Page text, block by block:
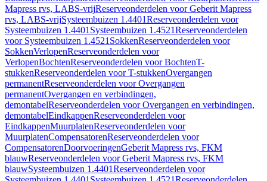
Mapress rvs, LABS-vrijReserveonderdelen voor Geberit Mapress
rvs, LABS-vrijSysteembuizen 1.4401Reserveonderdelen voor
Systeembuizen 1.4401 Systeembuizen 1.4521Reserveonderdelen
voor Systeembuizen 1.4521 SokkenReserveonderdelen voor
SokkenVerlopenReserveonderdelen voor
VerlopenBochtenReserveonderdelen voor BochtenT-
stukkenReserveonderdelen voor T-stukkenOvergangen
permanentReserveonderdelen voor Overgangen
permanentOvergangen en verbindingen,
demontabelReserveonderdelen voor Overgangen en verbindingen,
demontabelEindkappenReserveonderdelen voor
EindkappenMuurplatenReserveonderdelen voor
MuurplatenCompensatorenReserveonderdelen voor
CompensatorenDoorvoeringenGeberit Mapress rvs, FKM
blauwReserveonderdelen voor Geberit Mapress rvs, FKM
blauwSysteembuizen 1.4401Reserveonderdelen voor